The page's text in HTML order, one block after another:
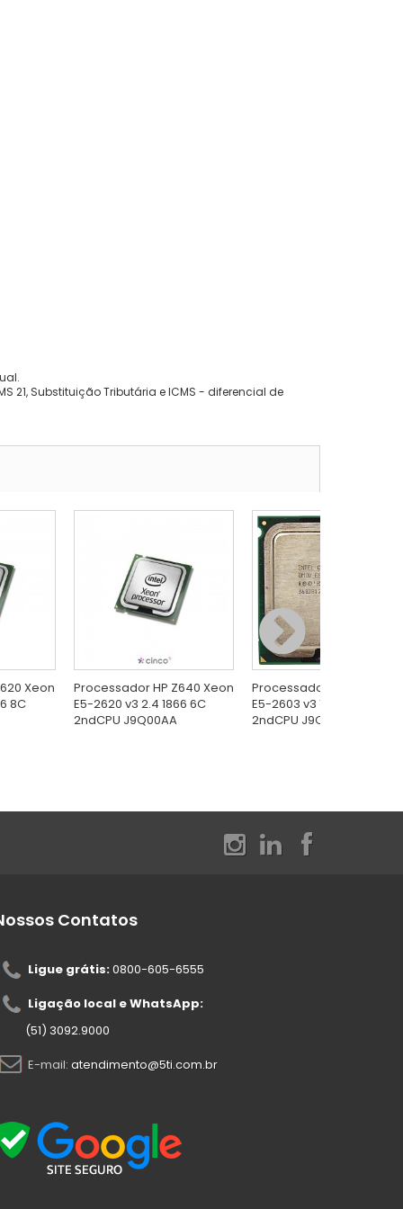
21, Substituição Tributária e ICMS - diferencial de
Xeon
8C
Processador HP Z640 Xeon
E5-2620 v3 2.4 1866 6C
2ndCPU J9Q00AA
Processador HP Z640
E5-2603 v3 1.6 1600 6C
2ndCPU J9Q02AA
Contatos
Ligue grátis:0800-605-6555
Ligação local e WhatsApp:
(51) 3092.9000
E-mail: atendimento@5ti.com.br